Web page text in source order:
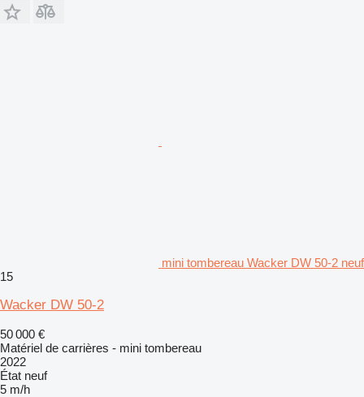
mini tombereau Wacker DW 50-2 neuf
15
Wacker DW 50-2
50 000 €
Matériel de carrières - mini tombereau
2022
État neuf
5 m/h